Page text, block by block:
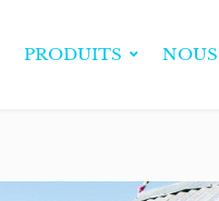
PRODUITS